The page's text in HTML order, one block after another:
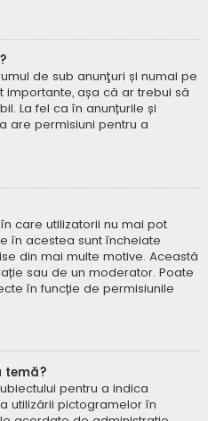
de sub anunţuri și numai pe
importante, așa că ar trebui să
La fel ca în anunțurile și
are permisiuni pentru a
care utilizatorii nu mai pot
în acestea sunt încheiate
din mai multe motive. Această
sau de un moderator. Poate
în funcție de permisiunile
temă?
pentru a indica
utilizării pictogramelor în